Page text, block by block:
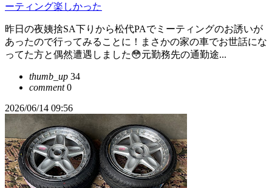
ーティング楽しかった
昨日の夜姨捨SA下りから松代PAでミーティングのお誘いが
あったので行ってみることに！まさかの家の車でお世話にな
ってた方と偶然遭遇しました😳元勤務先の通勤途...
thumb_up 34
comment0
2026/06/14 09:56